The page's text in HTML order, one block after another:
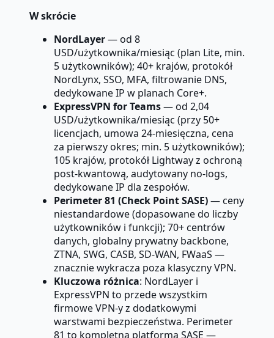
W skrócie
NordLayer— od 8
USD/użytkownika/miesiąc (plan Lite, min.
5 użytkowników); 40+ krajów, protokół
NordLynx, SSO, MFA, filtrowanie DNS,
dedykowane IP w planach Core+.
ExpressVPN for Teams— od 2,04
USD/użytkownika/miesiąc (przy 50+
licencjach, umowa 24-miesięczna, cena
za pierwszy okres; min. 5 użytkowników);
105 krajów, protokół Lightway z ochroną
post-kwantową, audytowany no-logs,
dedykowane IP dla zespołów.
Perimeter 81 (Check Point SASE)— ceny
niestandardowe (dopasowane do liczby
użytkowników i funkcji); 70+ centrów
danych, globalny prywatny backbone,
ZTNA, SWG, CASB, SD-WAN, FWaaS —
znacznie wykracza poza klasyczny VPN.
Kluczowa różnica: NordLayer i
ExpressVPN to przede wszystkim
firmowe VPN-y z dodatkowymi
warstwami bezpieczeństwa. Perimeter
81 to kompletna platforma SASE —